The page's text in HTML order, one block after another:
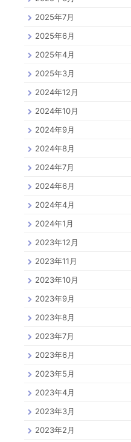
2025年7月
2025年6月
2025年4月
2025年3月
2024年12月
2024年10月
2024年9月
2024年8月
2024年7月
2024年6月
2024年4月
2024年1月
2023年12月
2023年11月
2023年10月
2023年9月
2023年8月
2023年7月
2023年6月
2023年5月
2023年4月
2023年3月
2023年2月